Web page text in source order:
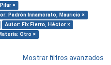
×
Padrón Innamorato, Mauricio ×
Autor: Fix Fierro, Héctor ×
Otro ×
Mostrar filtros avanzados